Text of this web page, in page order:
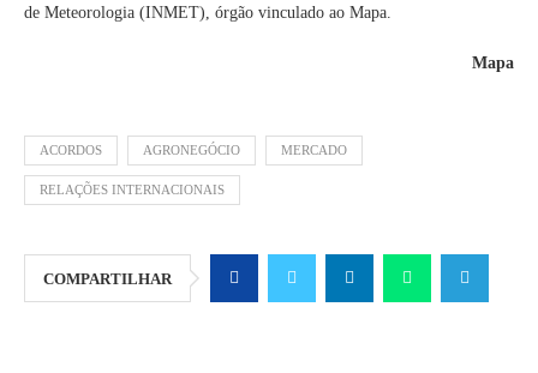
de Meteorologia (INMET), órgão vinculado ao Mapa.
Mapa
ACORDOS AGRONEGÓCIO MERCADO
RELAÇÕES INTERNACIONAIS
COMPARTILHAR